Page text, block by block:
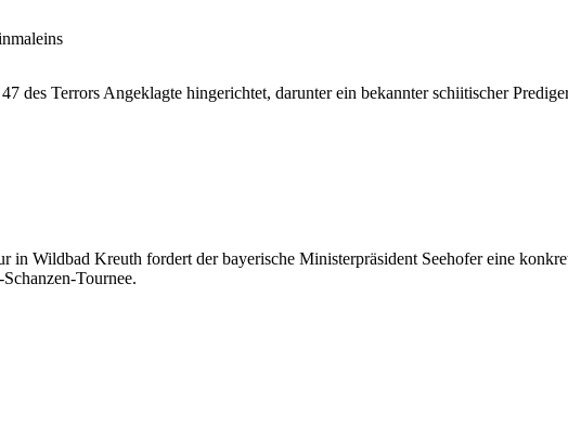
des Terrors Angeklagte hingerichtet, darunter ein bekannter schiitischer
in Wildbad Kreuth fordert der bayerische Ministerpräsident Seehofer eine
Tournee.